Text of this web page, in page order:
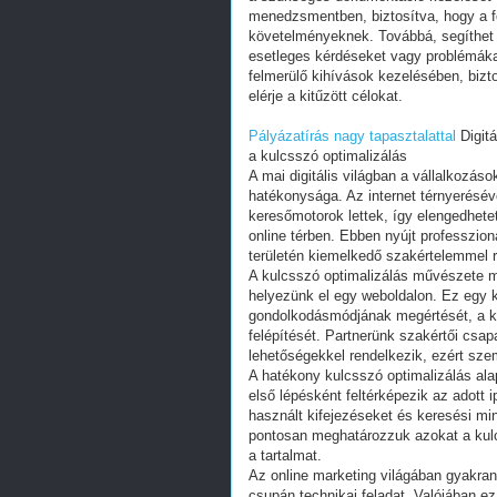
Pályázatírás nagy tapasztalattal
a kulcsszó optimalizálás
A mai digitális világban a
hatékonysága. Az internet
keresőmotorok lettek, így
online térben. Ebben nyújt
területén kiemelkedő szakértelemmel
A kulcsszó optimalizálás művészete
helyezünk el egy weboldalon. Ez
gondolkodásmódjának megértését, a
felépítését. Partnerünk szakértői
lehetőségekkel rendelkezik, ezért
A hatékony kulcsszó optimalizálás
első lépésként feltérképezik az adott
használt kifejezéseket és keresési
pontosan meghatározzuk azokat a
a tartalmat.
Az online marketing világában